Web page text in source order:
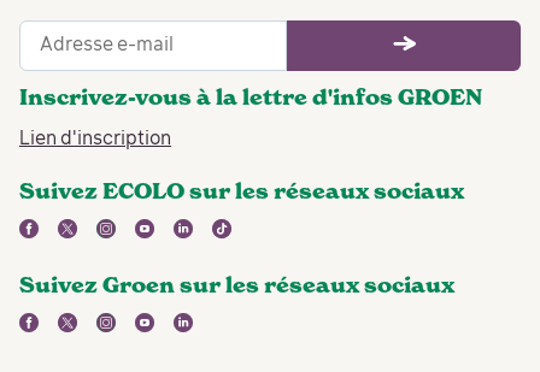
Inscrivez-vous à la lettre d'infos GROEN
Lien d'inscription
Suivez ECOLO sur les réseaux sociaux
facebook
twitterinstagram
youtube
linkedin
tiktok
Suivez Groen sur les réseaux sociaux
facebook
twitterinstagram
youtubelinkedin